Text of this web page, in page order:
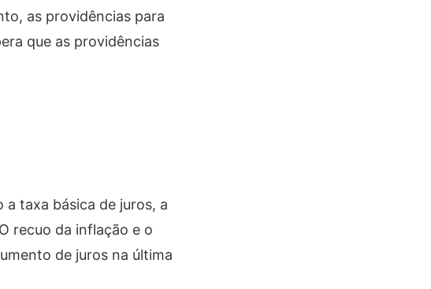
as providências para
que as providências
taxa básica de juros, a
recuo da inflação e o
de juros na última